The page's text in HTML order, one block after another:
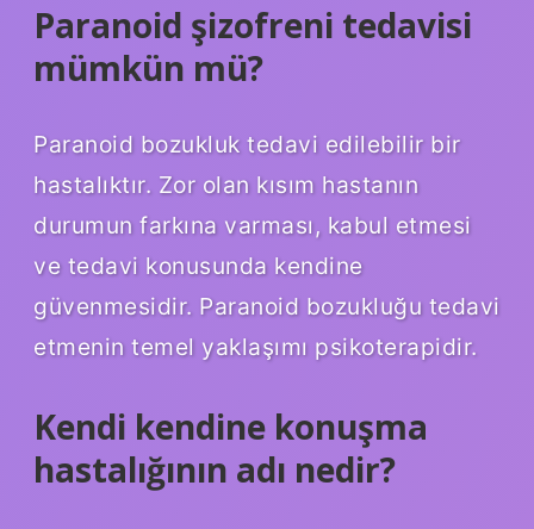
Paranoid şizofreni tedavisi
mümkün mü?
Paranoid bozukluk tedavi edilebilir bir
hastalıktır. Zor olan kısım hastanın
durumun farkına varması, kabul etmesi
ve tedavi konusunda kendine
güvenmesidir. Paranoid bozukluğu tedavi
etmenin temel yaklaşımı psikoterapidir.
Kendi kendine konuşma
hastalığının adı nedir?